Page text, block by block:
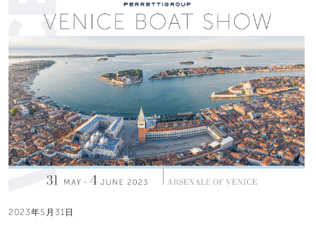
2023年5月31日